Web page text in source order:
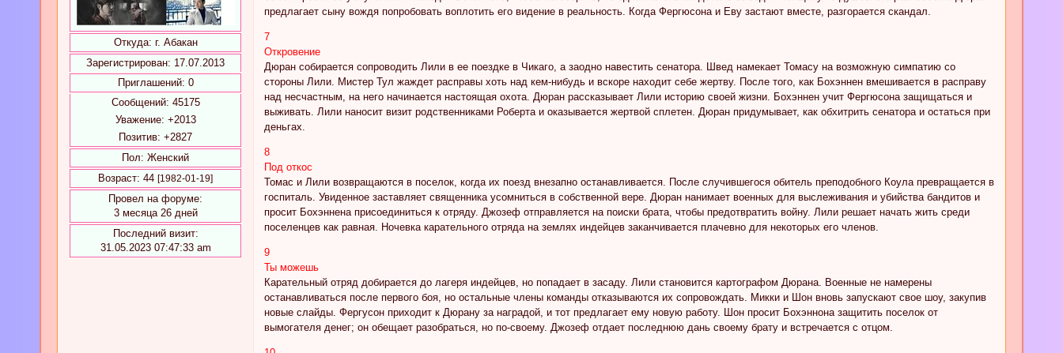
Откуда: г. Абакан
Зарегистрирован: 17.07.2013
Приглашений: 0
Сообщений: 45175
Уважение: +2013
Позитив: +2827
Пол: Женский
Возраст: 44 [1982-01-19]
Провел на форуме:
3 месяца 26 дней
Последний визит:
31.05.2023 07:47:33 am
предлагает сыну вождя попробовать воплотить его видение в реальность. Когда Фергюсона и Еву застают вместе, разгорается скандал.
7
Откровение
Дюран собирается сопроводить Лили в ее поездке в Чикаго, а заодно навестить сенатора. Швед намекает Томасу на возможную симпатию со
стороны Лили. Мистер Тул жаждет расправы хоть над кем-нибудь и вскоре находит себе жертву. После того, как Бохэннен вмешивается в расправу
над несчастным, на него начинается настоящая охота. Дюран рассказывает Лили историю своей жизни. Бохэннен учит Фергюсона защищаться и
выживать. Лили наносит визит родственниками Роберта и оказывается жертвой сплетен. Дюран придумывает, как обхитрить сенатора и остаться при
деньгах.
8
Под откос
Томас и Лили возвращаются в поселок, когда их поезд внезапно останавливается. После случившегося обитель преподобного Коула превращается в
госпиталь. Увиденное заставляет священника усомниться в собственной вере. Дюран нанимает военных для выслеживания и убийства бандитов и
просит Бохэннена присоединиться к отряду. Джозеф отправляется на поиски брата, чтобы предотвратить войну. Лили решает начать жить среди
поселенцев как равная. Ночевка карательного отряда на землях индейцев заканчивается плачевно для некоторых его членов.
9
Ты можешь
Карательный отряд добирается до лагеря индейцев, но попадает в засаду. Лили становится картографом Дюрана. Военные не намерены
останавливаться после первого боя, но остальные члены команды отказываются их сопровождать. Микки и Шон вновь запускают свое шоу, закупив
новые слайды. Фергусон приходит к Дюрану за наградой, и тот предлагает ему новую работу. Шон просит Бохэннона защитить поселок от
вымогателя денег; он обещает разобраться, но по-своему. Джозеф отдает последнюю дань своему брату и встречается с отцом.